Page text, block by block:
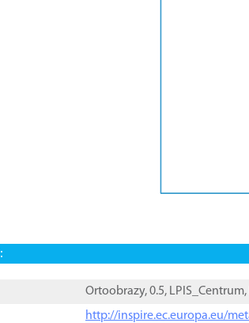
Ortoobrazy, 0.5,
http://inspire.ec.europa.eu/